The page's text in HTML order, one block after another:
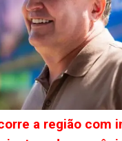
a região com